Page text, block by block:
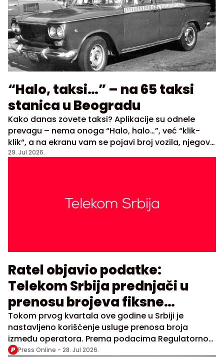
“Halo, taksi…” – na 65 taksi
stanica u Beogradu
Kako danas zovete taksi? Aplikacije su odnele
prevagu – nema onoga “Halo, halo…”, već “klik-
klik“, a na ekranu vam se pojavi broj vozila, njegova
ruta, GPS lokacija. Aplikacije su tako zaista prava
bilo je uvođenje radio stanica u vozilima 1970.
godine, jer su omogućavale da vam dispečar u
29. Jul 2026.
Ratel objavio podatke:
Telekom Srbija prednjači u
prenosu brojeva fiksne
telefonije, A1 u mobilnoj
Tokom prvog kvartala ove godine u Srbiji je
nastavljeno korišćenje usluge prenosa broja
između operatora. Prema podacima Regulatornog
tela za elektronske komunikacije i poštanske
Press Online - 28. Jul 2026.